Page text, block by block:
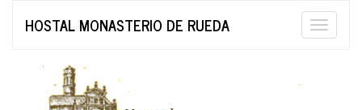
Toggle
HOSTAL MONASTERIO DE RUEDA